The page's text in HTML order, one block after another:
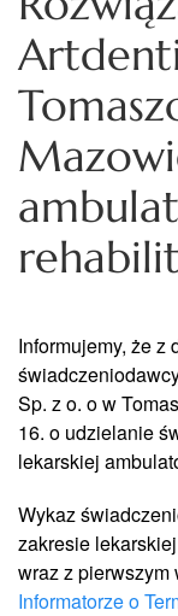
Informujemy, że z
Sp. z o. o w
16. o udzielanie
lekarskiej
Wykaz
zakresie
wraz z pierwszym
Informatorze o